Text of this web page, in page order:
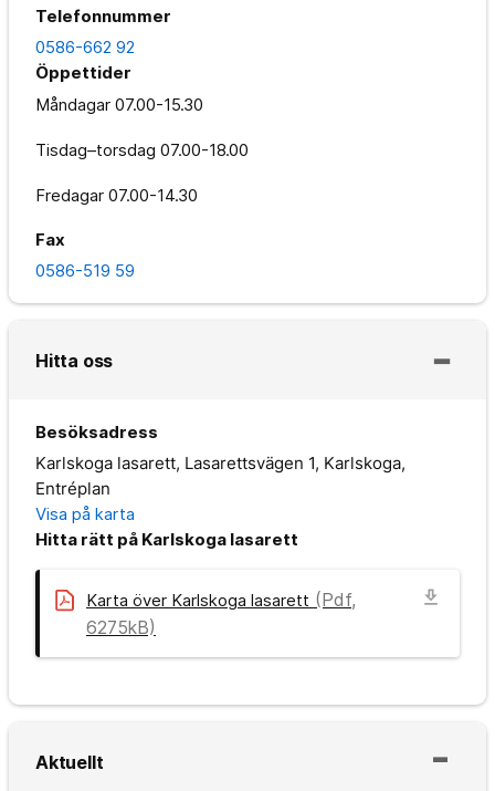
Telefonnummer
0586-662 92
Öppettider
Måndagar 07.00-15.30
Tisdag–torsdag 07.00-18.00
Fredagar 07.00-14.30
Fax
0586-519 59
Hitta oss
Besöksadress
Karlskoga lasarett, Lasarettsvägen 1, Karlskoga,
Entréplan
Visa på karta
Hitta rätt på Karlskoga lasarett
Karta över Karlskoga lasarett (Pdf,
6275kB)
download
Aktuellt